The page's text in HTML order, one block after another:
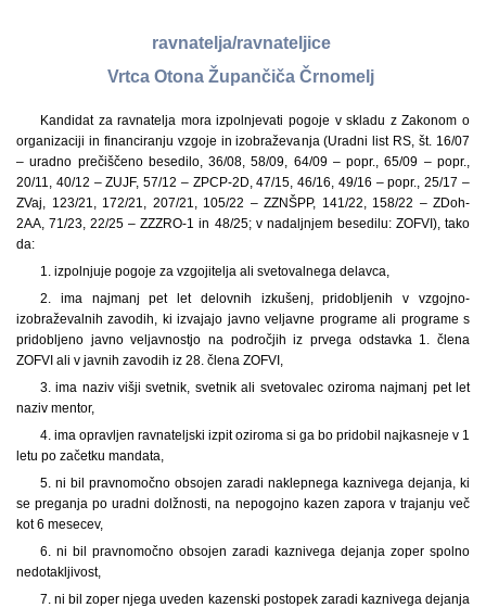
ravnatelja/ravnateljice
Vrtca Otona Župančiča Črnomelj
Kandidat za ravnatelja mora izpolnjevati pogoje v skladu z Zakonom o
organizaciji in financiranju vzgoje in izobraževanja (Uradni list RS, št. 16/07
– uradno prečiščeno besedilo, 36/08, 58/09, 64/09 – popr., 65/09 – popr.,
20/11, 40/12 – ZUJF, 57/12 – ZPCP-2D, 47/15, 46/16, 49/16 – popr., 25/17 –
ZVaj, 123/21, 172/21, 207/21, 105/22 – ZZNŠPP, 141/22, 158/22 – ZDoh-
2AA, 71/23, 22/25 – ZZZRO-1 in 48/25; v nadaljnjem besedilu: ZOFVI), tako
da:
1. izpolnjuje pogoje za vzgojitelja ali svetovalnega delavca,
2. ima najmanj pet let delovnih izkušenj, pridobljenih v vzgojno-
izobraževalnih zavodih, ki izvajajo javno veljavne programe ali programe s
pridobljeno javno veljavnostjo na področjih iz prvega odstavka 1. člena
ZOFVI ali v javnih zavodih iz 28. člena ZOFVI,
3. ima naziv višji svetnik, svetnik ali svetovalec oziroma najmanj pet let
naziv mentor,
4. ima opravljen ravnateljski izpit oziroma si ga bo pridobil najkasneje v 1
letu po začetku mandata,
5. ni bil pravnomočno obsojen zaradi naklepnega kaznivega dejanja, ki
se preganja po uradni dolžnosti, na nepogojno kazen zapora v trajanju več
kot 6 mesecev,
6. ni bil pravnomočno obsojen zaradi kaznivega dejanja zoper spolno
nedotakljivost,
7. ni bil zoper njega uveden kazenski postopek zaradi kaznivega dejanja